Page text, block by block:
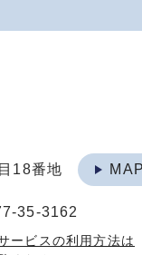
目18番地 MAP
35-3162
ービスの利用方法は